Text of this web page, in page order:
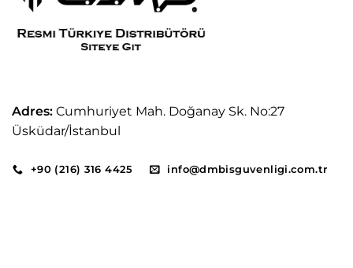
Adres: Cumhuriyet Mah. Doğanay Sk. No:27
Üsküdar/İstanbul
+90 (216) 316 4425 info@dmbisguvenligi.com.tr